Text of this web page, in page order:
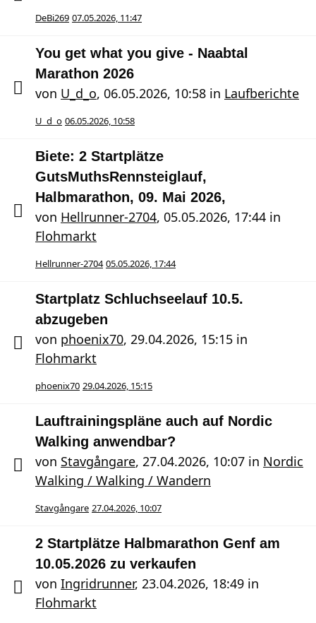
DeBi269 07.05.2026, 11:47
You get what you give - Naabtal
Marathon 2026
von U_d_o, 06.05.2026, 10:58 in Laufberichte
U_d_o 06.05.2026, 10:58
Biete: 2 Startplätze
GutsMuthsRennsteiglauf,
Halbmarathon, 09. Mai 2026,
von Hellrunner-2704, 05.05.2026, 17:44 in
Flohmarkt
Hellrunner-2704 05.05.2026, 17:44
Startplatz Schluchseelauf 10.5.
abzugeben
von phoenix70, 29.04.2026, 15:15 in
Flohmarkt
phoenix70 29.04.2026, 15:15
Lauftrainingspläne auch auf Nordic
Walking anwendbar?
von Stavgångare, 27.04.2026, 10:07 in Nordic
Walking / Walking / Wandern
Stavgångare 27.04.2026, 10:07
2 Startplätze Halbmarathon Genf am
10.05.2026 zu verkaufen
von Ingridrunner, 23.04.2026, 18:49 in
Flohmarkt